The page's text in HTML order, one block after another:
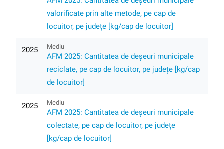
valorificate prin alte metode, pe cap de
locuitor, pe județe [kg/cap de locuitor]
2025 Mediu
AFM 2025: Cantitatea de deșeuri municipale
reciclate, pe cap de locuitor, pe județe [kg/cap
de locuitor]
2025 Mediu
AFM 2025: Cantitatea de deșeuri municipale
colectate, pe cap de locuitor, pe județe
[kg/cap de locuitor]